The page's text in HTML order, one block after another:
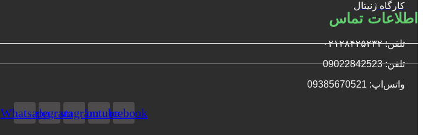
کارگاه ژنیتال
اطلاعات تماس
تلفن: ۰۲۱۲۸۴۲۵۲۳۲
تلفن: 09022842523
واتس‌‌اپ: 09385670521
Facebook
Youtube
Instagram
Telegram
Whatsapp